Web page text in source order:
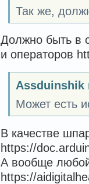
Так же,
Должно быть в
и операторов
Assduinshik
Может есть
В качестве
https://
А вообще
https://